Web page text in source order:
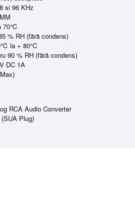
si 96 KHz
70℃
% RH (fără condens)
la + 80℃
90 % RH (fără condens)
DC 1A
RCA Audio Converter
Plug)